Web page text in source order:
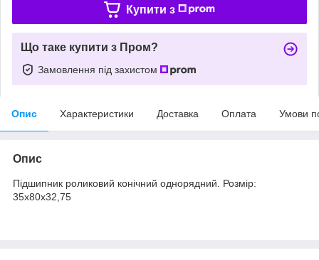
Купити з
Що таке купити з Пром?
Замовлення під захистом
Опис Характеристики Доставка Оплата Умови
Опис
Підшипник роликовий конічний однорядний. Розмір:
35х80х32,75